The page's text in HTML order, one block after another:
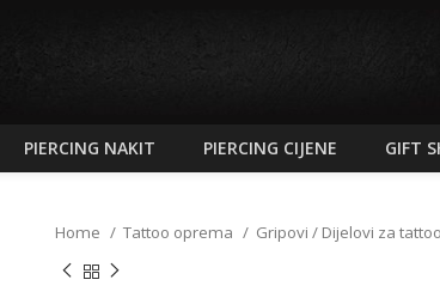
PIERCING NAKIT PIERCING CIJENE GIFT
Home Tattoo oprema Gripovi / Dijelovi za